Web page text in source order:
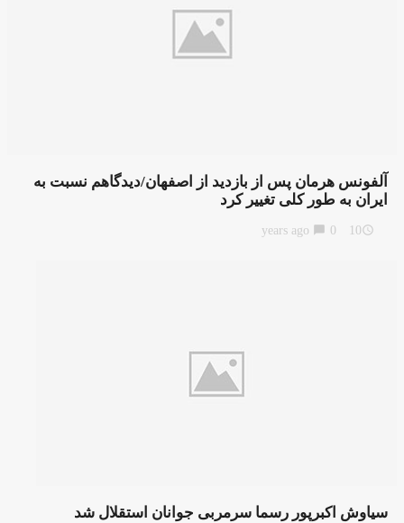
آلفونس هرمان پس از بازدید از اصفهان/دیدگاهم نسبت به
ایران به طور کلی تغییر کرد
access_time
10 years ago
chat_bubble
سیاوش اکبرپور رسما سرمربی جوانان استقلال شد